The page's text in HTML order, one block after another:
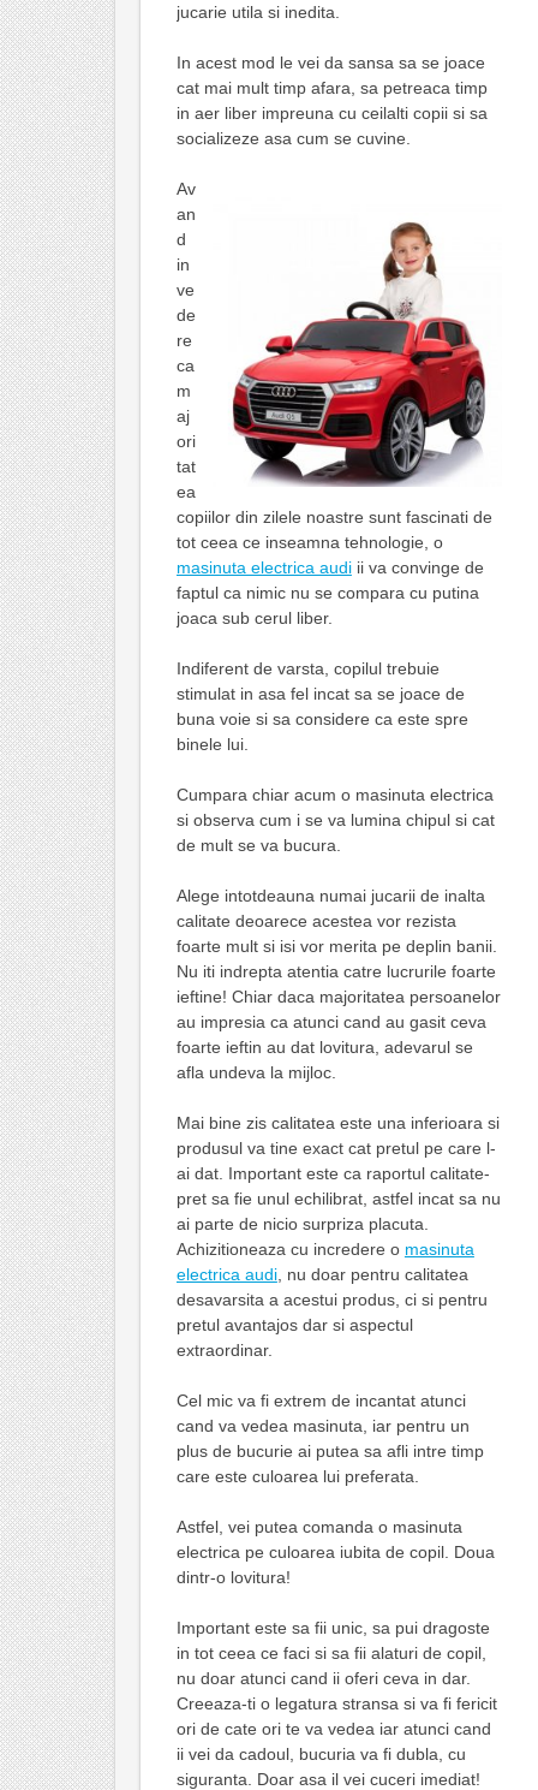
jucarie utila si inedita.
In acest mod le vei da sansa sa se joace
cat mai mult timp afara, sa petreaca timp
in aer liber impreuna cu ceilalti copii si sa
socializeze asa cum se cuvine.
Av
an
d
in
ve
de
re
ca
m
aj
ori
tat
ea
copiilor din zilele noastre sunt fascinati de
tot ceea ce inseamna tehnologie, o
masinuta electrica audiii va convinge de
faptul ca nimic nu se compara cu putina
joaca sub cerul liber.
Indiferent de varsta, copilul trebuie
stimulat in asa fel incat sa se joace de
buna voie si sa considere ca este spre
binele lui.
Cumpara chiar acum o masinuta electrica
si observa cum i se va lumina chipul si cat
de mult se va bucura.
Alege intotdeauna numai jucarii de inalta
calitate deoarece acestea vor rezista
foarte mult si isi vor merita pe deplin banii.
Nu iti indrepta atentia catre lucrurile foarte
ieftine! Chiar daca majoritatea persoanelor
au impresia ca atunci cand au gasit ceva
foarte ieftin au dat lovitura, adevarul se
afla undeva la mijloc.
Mai bine zis calitatea este una inferioara si
produsul va tine exact cat pretul pe care l-
ai dat. Important este ca raportul calitate-
pret sa fie unul echilibrat, astfel incat sa nu
ai parte de nicio surpriza placuta.
Achizitioneaza cu incredere o masinuta
electrica audi, nu doar pentru calitatea
desavarsita a acestui produs, ci si pentru
pretul avantajos dar si aspectul
extraordinar.
Cel mic va fi extrem de incantat atunci
cand va vedea masinuta, iar pentru un
plus de bucurie ai putea sa afli intre timp
care este culoarea lui preferata.
Astfel, vei putea comanda o masinuta
electrica pe culoarea iubita de copil. Doua
dintr-o lovitura!
Important este sa fii unic, sa pui dragoste
in tot ceea ce faci si sa fii alaturi de copil,
nu doar atunci cand ii oferi ceva in dar.
Creeaza-ti o legatura stransa si va fi fericit
ori de cate ori te va vedea iar atunci cand
ii vei da cadoul, bucuria va fi dubla, cu
siguranta. Doar asa il vei cuceri imediat!